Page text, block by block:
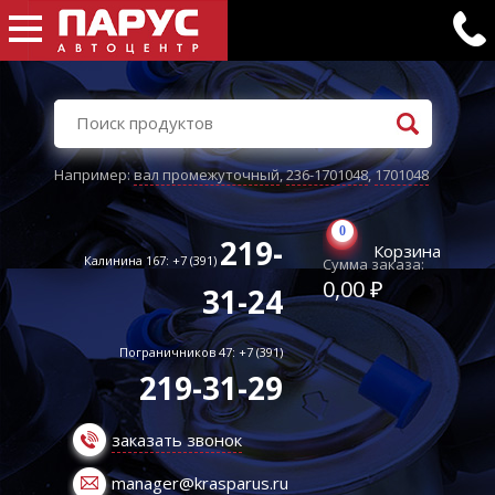
Например:вал промежуточный,236-1701048,1701048
Калинина 167: +7 (391) 219-
31-24
Пограничников 47: +7 (391)
219-31-29
заказать звонок
manager@krasparus.ru
0
Корзина
Сумма заказа:
0,00 ₽